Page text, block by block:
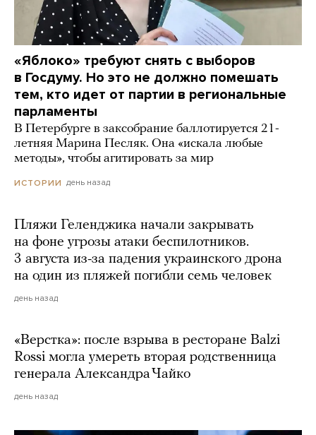
«Яблоко» требуют снять с выборов
в Госдуму. Но это не должно помешать
тем, кто идет от партии в региональные
парламенты
В Петербурге в заксобрание баллотируется 21-
летняя Марина Песляк. Она «искала любые
методы», чтобы агитировать за мир
ИСТОРИИ день назад
Пляжи Геленджика начали закрывать
на фоне угрозы атаки беспилотников.
3 августа из-за падения украинского дрона
на один из пляжей погибли семь человек
день назад
«Верстка»: после взрыва в ресторане Balzi
Rossi могла умереть вторая родственница
генерала Александра Чайко
день назад